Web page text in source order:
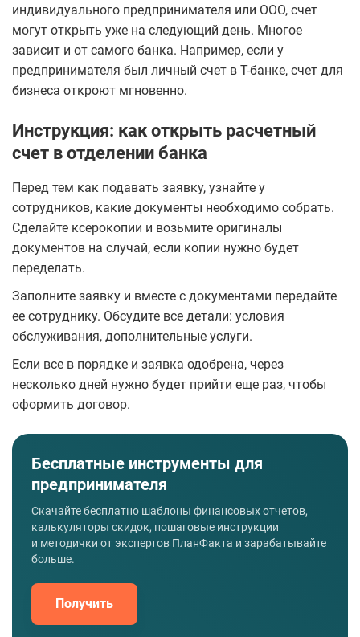
индивидуального предпринимателя или ООО, счет
могут открыть уже на следующий день. Многое
зависит и от самого банка. Например, если у
предпринимателя был личный счет в Т-банке, счет для
бизнеса откроют мгновенно.
Инструкция: как открыть расчетный
счет в отделении банка
Перед тем как подавать заявку, узнайте у
сотрудников, какие документы необходимо собрать.
Сделайте ксерокопии и возьмите оригиналы
документов на случай, если копии нужно будет
переделать.
Заполните заявку и вместе с документами передайте
ее сотруднику. Обсудите все детали: условия
обслуживания, дополнительные услуги.
Если все в порядке и заявка одобрена, через
несколько дней нужно будет прийти еще раз, чтобы
оформить договор.
Бесплатные инструменты для
предпринимателя
Скачайте бесплатно шаблоны финансовых отчетов,
калькуляторы скидок, пошаговые инструкции
и методички от экспертов ПланФакта и зарабатывайте
больше.
Получить